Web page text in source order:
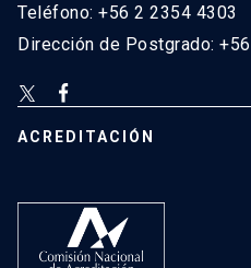
Teléfono: +56 2 2354 4303
Dirección de Postgrado:
ACREDITACIÓN